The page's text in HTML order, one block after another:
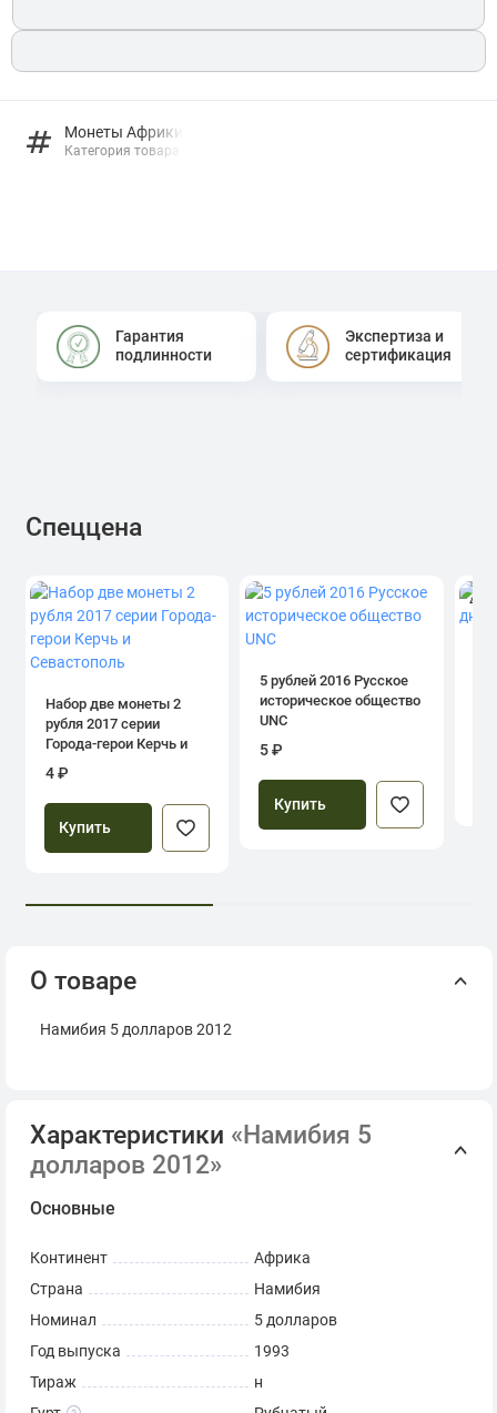
Монеты Африки
Категория товара
Гарантия
подлинности
Экспертиза и
сертификация
Спеццена
Набор две монеты 2
рубля 2017 серии
Города-герои Керчь и
4 ₽
Купить
5 рублей 2016 Русское
историческое общество
UNC
5 ₽
Купить
4.0
О товаре
Намибия 5 долларов 2012
Характеристики «Намибия 5
долларов 2012»
Основные
Континент
Африка
Страна
Намибия
Номинал
5 долларов
Год выпуска
1993
Тираж
н